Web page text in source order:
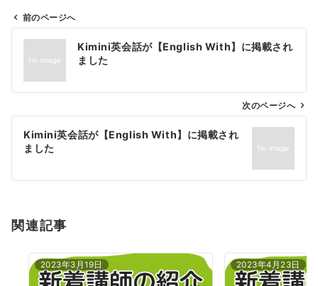
ビ
ン
前のページへ
Kimini英会話が【English With】に掲載され
ました
次のページへ
Kimini英会話が【English With】に掲載され
ました
関連記事
2023年3月19日 2023年4月23日